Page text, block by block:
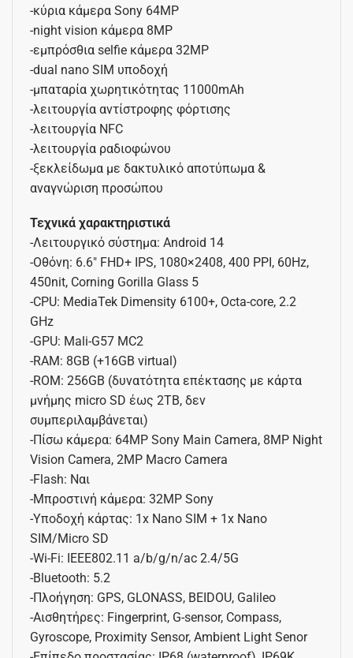
-κύρια κάμερα Sony 64MP
-night vision κάμερα 8MP
-εμπρόσθια selfie κάμερα 32MP
-dual nano SIM υποδοχή
-μπαταρία χωρητικότητας 11000mAh
-λειτουργία αντίστροφης φόρτισης
-λειτουργία NFC
-λειτουργία ραδιοφώνου
-ξεκλείδωμα με δακτυλικό αποτύπωμα &
αναγνώριση προσώπου
Τεχνικά χαρακτηριστικά
-Λειτουργικό σύστημα: Android 14
-Οθόνη: 6.6″ FHD+ IPS, 1080×2408, 400 PPI, 60Hz,
450nit, Corning Gorilla Glass 5
-CPU: MediaTek Dimensity 6100+, Octa-core, 2.2
GHz
-GPU: Mali-G57 MC2
-RAM: 8GB (+16GB virtual)
-ROM: 256GB (δυνατότητα επέκτασης με κάρτα
μνήμης micro SD έως 2TB, δεν
συμπεριλαμβάνεται)
-Πίσω κάμερα: 64MP Sony Main Camera, 8MP Night
Vision Camera, 2MP Macro Camera
-Flash: Ναι
-Μπροστινή κάμερα: 32MP Sony
-Υποδοχή κάρτας: 1x Nano SIM + 1x Nano
SIM/Micro SD
-Wi-Fi: IEEE802.11 a/b/g/n/ac 2.4/5G
-Bluetooth: 5.2
-Πλοήγηση: GPS, GLONASS, BEIDOU, Galileo
-Αισθητήρες: Fingerprint, G-sensor, Compass,
Gyroscope, Proximity Sensor, Ambient Light Senor